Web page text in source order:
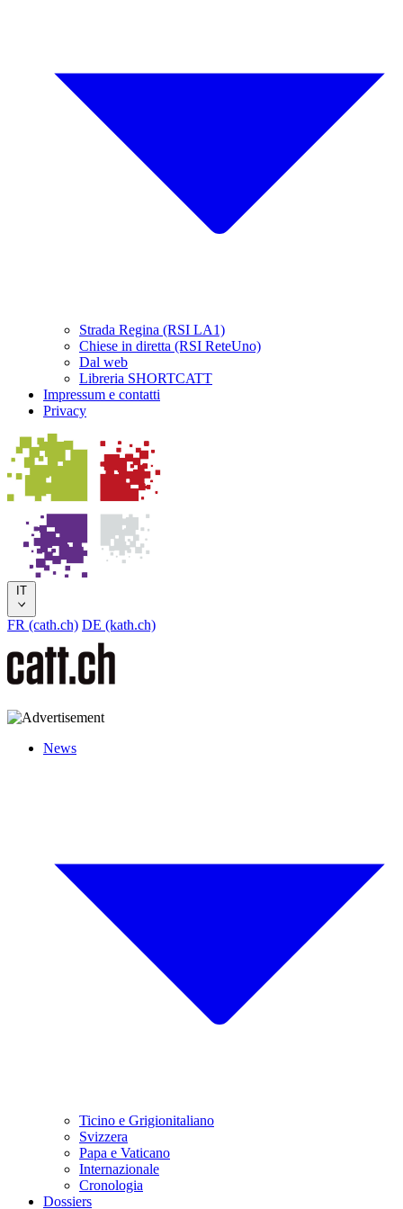
Strada Regina (RSI LA1)
Chiese in diretta (RSI ReteUno)
Dal web
Libreria SHORTCATT
Impressum e contatti
Privacy
IT
FR (cath.ch) DE (kath.ch)
News
Ticino e Grigionitaliano
Svizzera
Papa e Vaticano
Internazionale
Cronologia
Dossiers